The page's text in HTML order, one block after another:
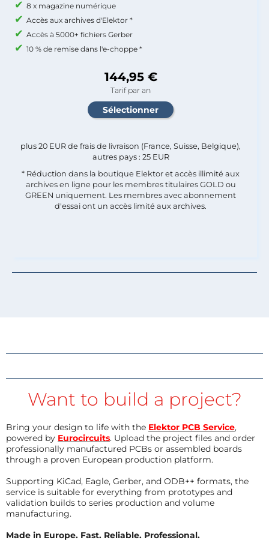
8 x magazine numérique
Accès aux archives d'Elektor *
Accès à 5000+ fichiers Gerber
10 % de remise dans l'e-choppe *
144,95 €
Tarif par an
plus 20 EUR de frais de livraison (France, Suisse, Belgique),
autres pays : 25 EUR
* Réduction dans la boutique Elektor et accès illimité aux
archives en ligne pour les membres titulaires GOLD ou
GREEN uniquement. Les membres avec abonnement
d'essai ont un accès limité aux archives.
Want to build a project?
Bring your design to life with the Elektor PCB Service,
powered by Eurocircuits. Upload the project files and order
professionally manufactured PCBs or assembled boards
through a proven European production platform.
Supporting KiCad, Eagle, Gerber, and ODB++ formats, the
service is suitable for everything from prototypes and
validation builds to series production and volume
manufacturing.
Made in Europe. Fast. Reliable. Professional.